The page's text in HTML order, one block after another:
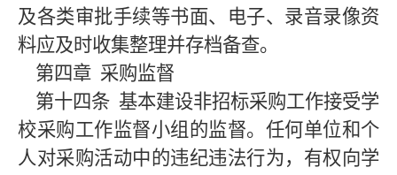
及各类审批手续等书面、电子、录音录像资
料应及时收集整理并存档备查。
第四章 采购监督
第十四条 基本建设非招标采购工作接受学
校采购工作监督小组的监督。任何单位和个
人对采购活动中的违纪违法行为，有权向学